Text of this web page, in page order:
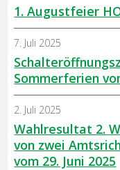
1. Augustfeier
Sommerferien
7. Juli 2025
Wahlresultat 2.
von zwei
vom 29. Juni 2025
2. Juli 2025